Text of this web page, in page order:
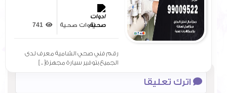
/ سباك / ادوات صحية /
رقم صحي الشامية
ادوات صحية
رقم فني صحي الشامية معرف لدى
الجميع بتوفير سيارة مجهزة[ .. ]
اترك تعليقا